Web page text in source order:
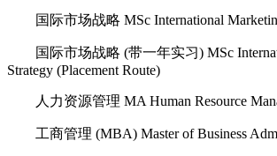
国际市场战略 MSc International
国际市场战略 (带一年实习) MSc
Strategy (Placement Route)
人力资源管理 MA Human Resource
工商管理 (MBA) Master of Business